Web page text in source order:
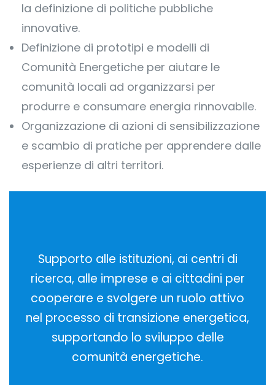
la definizione di politiche pubbliche
innovative.
Definizione di prototipi e modelli di
Comunità Energetiche per aiutare le
comunità locali ad organizzarsi per
produrre e consumare energia rinnovabile.
Organizzazione di azioni di sensibilizzazione
e scambio di pratiche per apprendere dalle
esperienze di altri territori.
Supporto alle istituzioni, ai centri di
ricerca, alle imprese e ai cittadini per
cooperare e svolgere un ruolo attivo
nel processo di transizione energetica,
supportando lo sviluppo delle
comunità energetiche.